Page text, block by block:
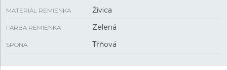
MATERIÁL REMIENKA Živica
FARBA REMIENKA Zelená
SPONA Tŕňová